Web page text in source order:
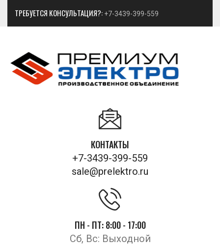
ТРЕБУЕТСЯ КОНСУЛЬТАЦИЯ?: +7-3439-399-559
КОНТАКТЫ
+7-3439-399-559
sale@prelektro.ru
ПН - ПТ: 8:00 - 17:00
Сб, Вс: Выходной